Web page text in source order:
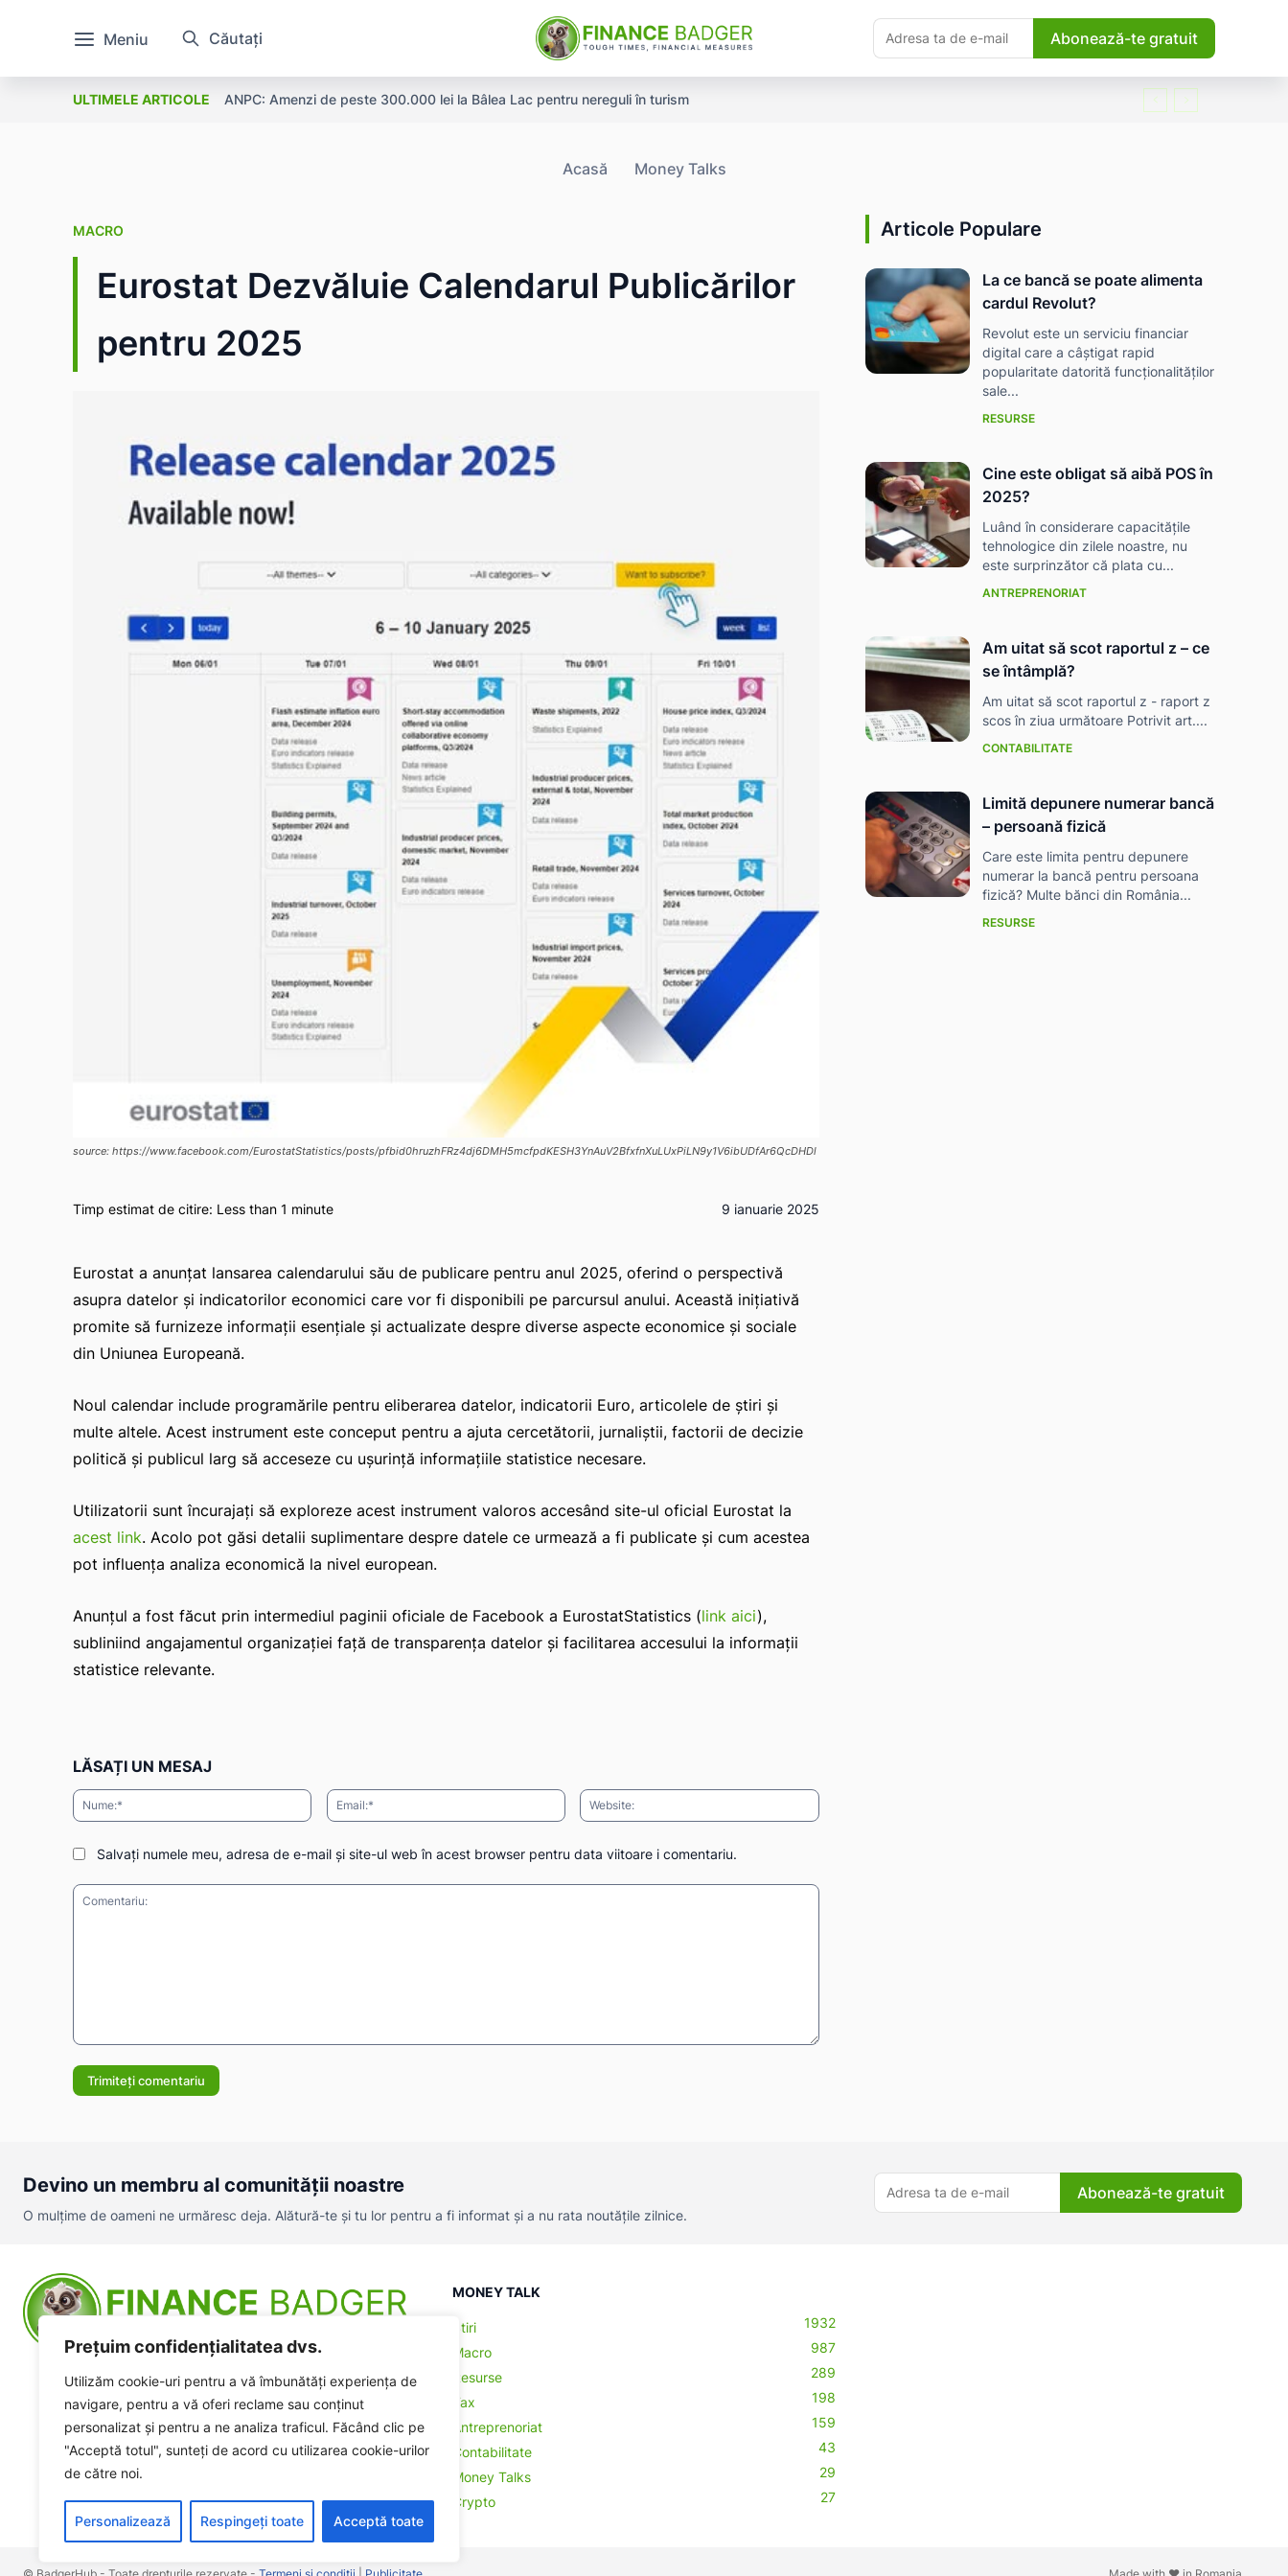
Prețuim confidențialitatea dvs.
Utilizăm cookie-uri pentru a vă îmbunătăți experiența de
navigare, pentru a vă oferi reclame sau conținut
personalizat și pentru a ne analiza traficul. Făcând clic pe
"Acceptă totul", sunteți de acord cu utilizarea cookie-urilor
de către noi.
Personalizează Respingeți toate Acceptă toate
Meniu Căutați Abonează-te gratuit
ULTIMELE ARTICOLE ANPC: Amenzi de peste 300.000 lei la Bâlea Lac pentru nereguli în turism
Acasă Money Talks
MACRO
Eurostat Dezvăluie Calendarul Publicărilor
pentru 2025
source: https://www.facebook.com/EurostatStatistics/posts/pfbid0hruzhFRz4dj6DMH5mcfpdKESH3YnAuV2BfxfnXuLUxPiLN9y1V6ibUDfAr6QcDHDl
Timp estimat de citire: Less than 1 minute 9 ianuarie 2025
Eurostat a anunțat lansarea calendarului său de publicare pentru anul 2025, oferind o perspectivă
asupra datelor și indicatorilor economici care vor fi disponibili pe parcursul anului. Această inițiativă
promite să furnizeze informații esențiale și actualizate despre diverse aspecte economice și sociale
din Uniunea Europeană.
Noul calendar include programările pentru eliberarea datelor, indicatorii Euro, articolele de știri și
multe altele. Acest instrument este conceput pentru a ajuta cercetătorii, jurnaliștii, factorii de decizie
politică și publicul larg să acceseze cu ușurință informațiile statistice necesare.
Utilizatorii sunt încurajați să exploreze acest instrument valoros accesând site-ul oficial Eurostat la
acest link. Acolo pot găsi detalii suplimentare despre datele ce urmează a fi publicate și cum acestea
pot influența analiza economică la nivel european.
Anunțul a fost făcut prin intermediul paginii oficiale de Facebook a EurostatStatistics (link aici),
subliniind angajamentul organizației față de transparența datelor și facilitarea accesului la informații
statistice relevante.
LĂSAȚI UN MESAJ
Nume:* Email:* Website:
Salvați numele meu, adresa de e-mail și site-ul web în acest browser pentru data viitoare i comentariu.
Articole Populare
La ce bancă se poate alimenta
cardul Revolut?
Revolut este un serviciu financiar
digital care a câștigat rapid
popularitate datorită funcționalităților
sale...
RESURSE
Cine este obligat să aibă POS în
2025?
Luând în considerare capacitățile
tehnologice din zilele noastre, nu
este surprinzător că plata cu...
ANTREPRENORIAT
Am uitat să scot raportul z – ce
se întâmplă?
Am uitat să scot raportul z - raport z
scos în ziua următoare Potrivit art....
CONTABILITATE
Limită depunere numerar bancă
– persoană fizică
Care este limita pentru depunere
numerar la bancă pentru persoana
fizică? Multe bănci din România...
RESURSE
Devino un membru al comunității noastre
O mulțime de oameni ne urmăresc deja. Alătură-te și tu lor pentru a fi informat și a nu rata noutățile zilnice.
Abonează-te gratuit
MONEY TALK
Știri
1932
Macro
987
Resurse
289
Tax
198
Antreprenoriat
159
Contabilitate
43
Money Talks
29
Crypto
27